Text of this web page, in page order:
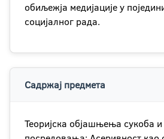
обиљежја медијације у
социјалног рада.
Садржај предмета
Теоријска објашњења сукоба